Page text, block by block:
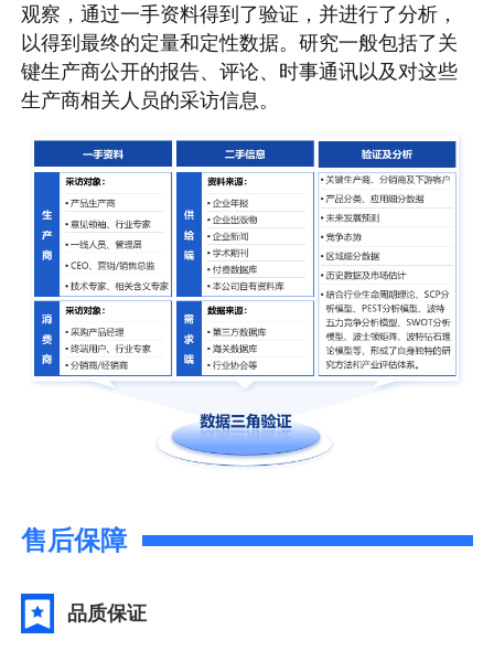
观察，通过一手资料得到了验证，并进行了分析，
以得到最终的定量和定性数据。研究一般包括了关
键生产商公开的报告、评论、时事通讯以及对这些
生产商相关人员的采访信息。
售后保障
品质保证